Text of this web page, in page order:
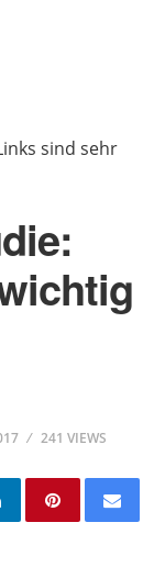
sind sehr
241 VIEWS